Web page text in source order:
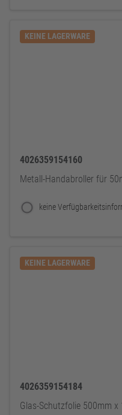
KEINE LAGERWARE
4026359154160
Metall-Handabroller für
keine
KEINE LAGERWARE
4026359154184
Glas-Schutzfolie 500mm x